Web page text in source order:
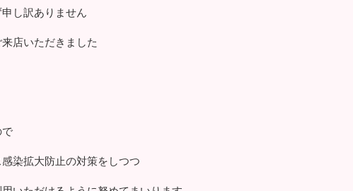
し訳ありません
店いただきました
染拡大防止の対策をしつつ